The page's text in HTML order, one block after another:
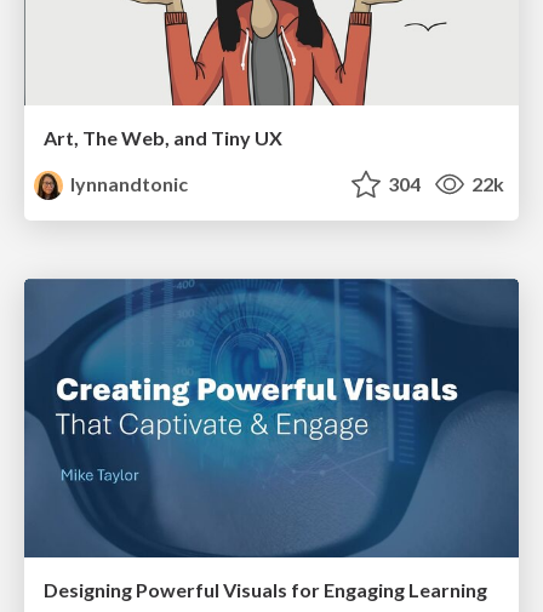
Art, The Web, and Tiny UX
lynnandtonic
304 22k
Designing Powerful Visuals for Engaging Learning